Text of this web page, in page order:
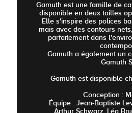
Gamuth est une famille de
disponible en deux tailles
Elle s'inspire des polices
mais avec des contours
parfaitement dans
Gamuth a également un
Gamuth
Gamuth est disponible
Conception :
Équipe : Jean-Baptiste
Arthur Schwarz, Léa